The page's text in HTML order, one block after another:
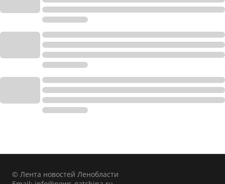
© Лента новостей Ленобласти